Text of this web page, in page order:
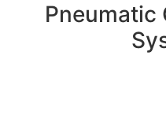
Pneumatic